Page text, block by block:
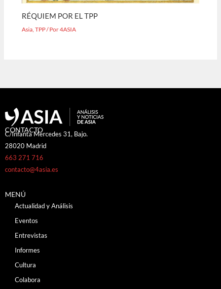
RÉQUIEM POR EL TPP
Asia,TPP/ Por4ASIA
CONTACTO
C/Infanta Mercedes 31, Bajo.
28020 Madrid
663 271 716
contacto@4asia.es
MENÚ
Actualidad y Análisis
Eventos
Entrevistas
Informes
Cultura
Colabora